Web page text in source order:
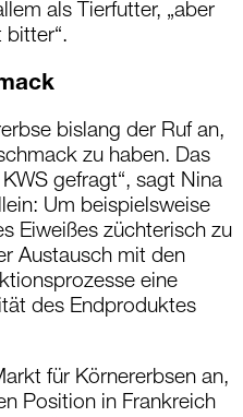
als Tierfutter, „aber
bitter“.
bislang der Ruf an,
zu haben. Das
gefragt“, sagt Nina
Um beispielsweise
Eiweißes züchterisch zu
Austausch mit den
eine
des Endproduktes
für Körnererbsen an,
Position in Frankreich